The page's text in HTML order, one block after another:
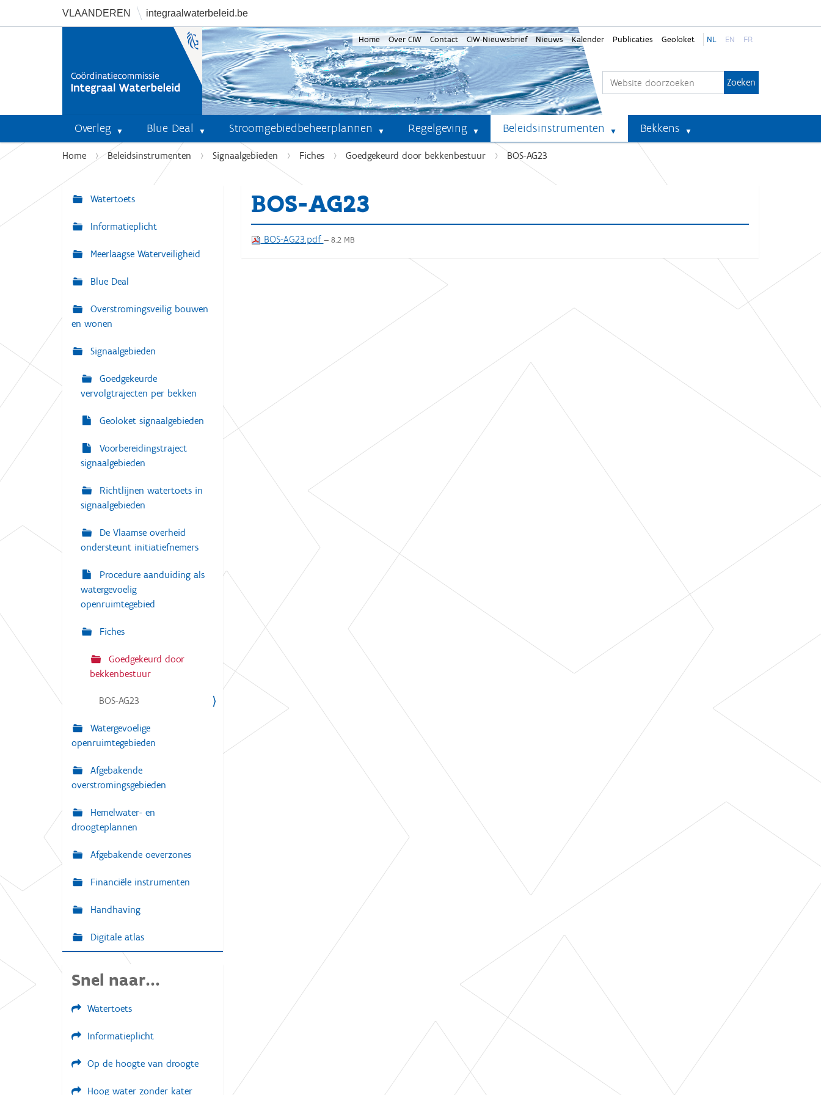
VLAANDEREN integraalwaterbeleid.be
Home Over CIW Contact CIW-Nieuwsbrief Nieuws Kalender Publicaties Geoloket NL EN FR
Overleg Blue Deal Stroomgebiedbeheerplannen Regelgeving Beleidsinstrumenten Bekkens
U
e
Home Beleidsinstrumenten Signaalgebieden Fiches Goedgekeurd door bekkenbestuur BOS-AG23
BOS-AG23
BOS-AG23.pdf — 8.2 MB
N
a
i
g
t
i
e
Watertoets
Informatieplicht
Meerlaagse Waterveiligheid
Blue Deal
Overstromingsveilig bouwen
en wonen
Signaalgebieden
Goedgekeurde
vervolgtrajecten per bekken
Geoloket signaalgebieden
Voorbereidingstraject
signaalgebieden
Richtlijnen watertoets in
signaalgebieden
De Vlaamse overheid
ondersteunt initiatiefnemers
Procedure aanduiding als
watergevoelig
openruimtegebied
Fiches
Goedgekeurd door
bekkenbestuur
BOS-AG23
Watergevoelige
openruimtegebieden
Afgebakende
overstromingsgebieden
Hemelwater- en
droogteplannen
Afgebakende oeverzones
Financiële instrumenten
Handhaving
Digitale atlas
Snel naar...
Watertoets
Informatieplicht
Op de hoogte van droogte
Hoog water zonder kater